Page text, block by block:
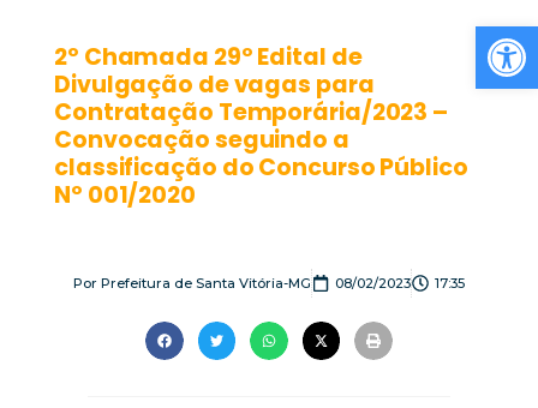
2º Chamada 29º Edital de
Divulgação de vagas para
Contratação Temporária/2023 –
Convocação seguindo a
classificação do Concurso Público
Nº 001/2020
Por Prefeitura de Santa Vitória-MG 08/02/2023 17:35